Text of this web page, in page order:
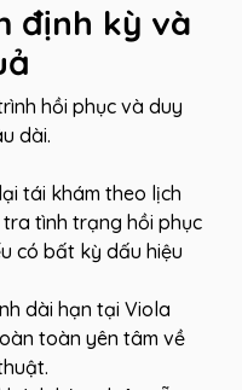
định kỳ và
hồi phục và duy
dài.
tái khám theo lịch
tra tình trạng hồi phục
có bất kỳ dấu hiệu
dài hạn tại Viola
toàn yên tâm về